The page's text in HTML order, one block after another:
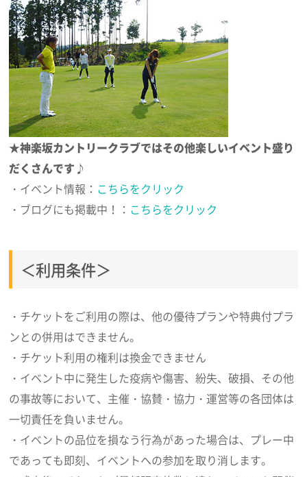
★神楽坂カントリークラブではその他楽しいイベント盛り
だくさんです♪
・イベント情報： こちらをクリック
・ブログにも掲載中！： こちらをクリック
＜利用条件＞
・チケットをご利用の際は、他の優待プランや特典付プラ
ンとの併用はできません。
・チケット利用の権利は換金できません
・イベント中に発生した疫病や傷害、紛失、破損、その他
の事故等において、主催・協賛・協力・運営等の各団体は
一切責任を負いません。
・イベントの品位を損なう行為があった場合は、プレー中
であっても即刻、イベントへの参加を取り消します。